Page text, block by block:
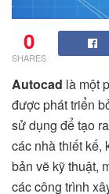
0
SHARES
Autocad là một
được phát triển
sử dụng để tạo
các nhà thiết kế,
bản vẽ kỹ thuật,
các công trình